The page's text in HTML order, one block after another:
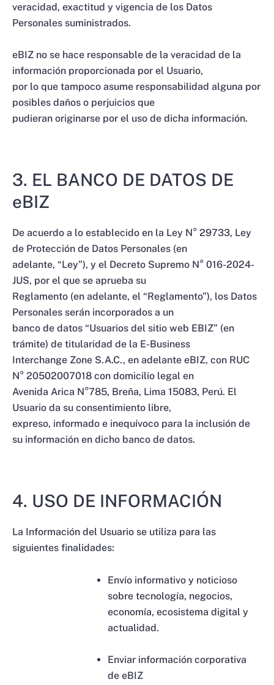
veracidad, exactitud y vigencia de los Datos
Personales suministrados.
eBIZ no se hace responsable de la veracidad de la
información proporcionada por el Usuario,
por lo que tampoco asume responsabilidad alguna por
posibles daños o perjuicios que
pudieran originarse por el uso de dicha información.
3. EL BANCO DE DATOS DE
eBIZ
De acuerdo a lo establecido en la Ley N° 29733, Ley
de Protección de Datos Personales (en
adelante, “Ley”), y el Decreto Supremo N° 016-2024-
JUS, por el que se aprueba su
Reglamento (en adelante, el “Reglamento”), los Datos
Personales serán incorporados a un
banco de datos “Usuarios del sitio web EBIZ” (en
trámite) de titularidad de la E-Business
Interchange Zone S.A.C., en adelante eBIZ, con RUC
N° 20502007018 con domicilio legal en
Avenida Arica N°785, Breña, Lima 15083, Perú. El
Usuario da su consentimiento libre,
expreso, informado e inequívoco para la inclusión de
su información en dicho banco de datos.
4. USO DE INFORMACIÓN
La Información del Usuario se utiliza para las
siguientes finalidades:
Envío informativo y noticioso
sobre tecnología, negocios,
economía, ecosistema digital y
actualidad.
Enviar información corporativa
de eBIZ